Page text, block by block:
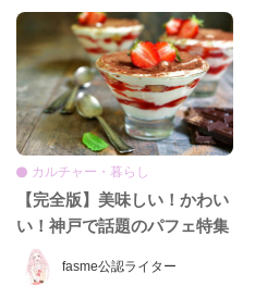
fasme公認ライター
カルチャー・暮らし
【完全版】美味しい！かわい
い！神戸で話題のパフェ特集